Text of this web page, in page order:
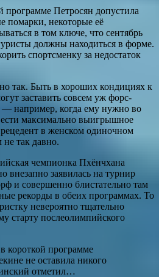
программе Петросян допустила
помарки, некоторые её
в том ключе, что сентябрь
должны находиться в форме.
спортсменку за недостаток
так. Быть в хороших кондициях к
заставить совсем уж форс-
— например, когда ему нужно во
максимально выигрышное
в женском одиночном
так давно.
чемпионка Пхёнчхана
внезапно заявилась на турнир
и совершенно блистательно там
рекорды в обеих программах. То
невероятно тщательно
старту послеолимпийского
короткой программе
не оставила никого
отметил…